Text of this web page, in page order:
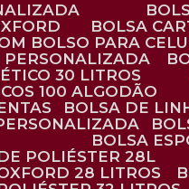
BOLSA
BOLSO PARA
PERSONALIZADA
30 LITROS
100 ALGODÃO
BOLSA DE
BOLSA
POLIÉSTER 28L
28 LITROS